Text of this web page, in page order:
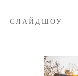
СЛАЙДШОУ